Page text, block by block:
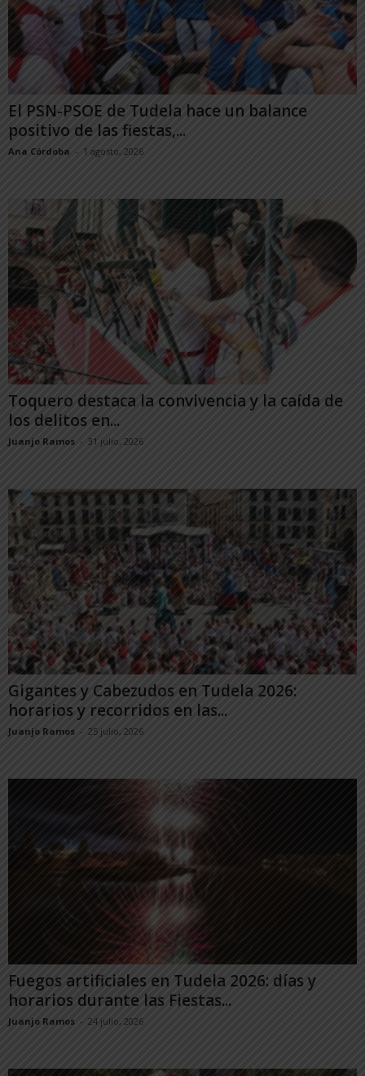
El PSN-PSOE de Tudela hace un balance
positivo de las fiestas,...
Ana Córdoba - 1 agosto, 2026
Toquero destaca la convivencia y la caída de
los delitos en...
Juanjo Ramos - 31 julio, 2026
Gigantes y Cabezudos en Tudela 2026:
horarios y recorridos en las...
Juanjo Ramos - 25 julio, 2026
Fuegos artificiales en Tudela 2026: días y
horarios durante las Fiestas...
Juanjo Ramos - 24 julio, 2026